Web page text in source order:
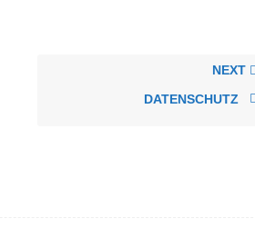
NEXT
DATENSCHUTZ